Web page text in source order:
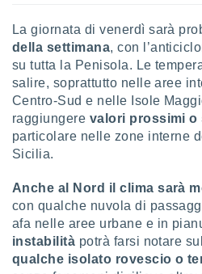
cookie
dei
ad
web
In
ti
che
La giornata di venerdì sarà
della settimana, con
su tutta la Penisola. Le
salire, soprattutto nelle aree
Centro-Sud e nelle Isole
raggiungere valori prossimi o
particolare nelle zone interne
Sicilia.
Anche al Nord il clima sarà
con qualche nuvola di
afa nelle aree urbane e in
instabilità potrà farsi notare
qualche isolato rovescio o